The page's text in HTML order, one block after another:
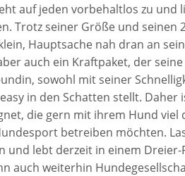
auf jeden vorbehaltlos zu und
Trotz seiner Größe und seinen
Hauptsache nah dran an
auch ein Kraftpaket, der
sowohl mit seiner
in den Schatten stellt. Daher
die gern mit ihrem Hund
betreiben möchten.
und lebt derzeit in einem Dreier-
auch weiterhin